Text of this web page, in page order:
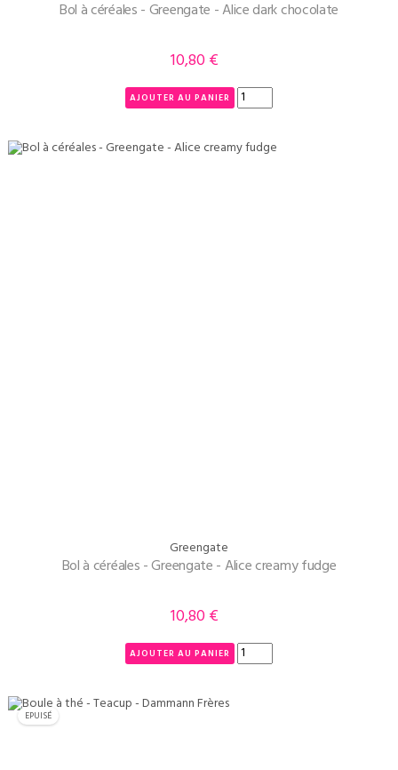
Bol à céréales - Greengate - Alice dark chocolate
Prix
10,80 €
AJOUTER AU PANIER
Greengate
Bol à céréales - Greengate - Alice creamy fudge
Prix
10,80 €
AJOUTER AU PANIER
EPUISÉ